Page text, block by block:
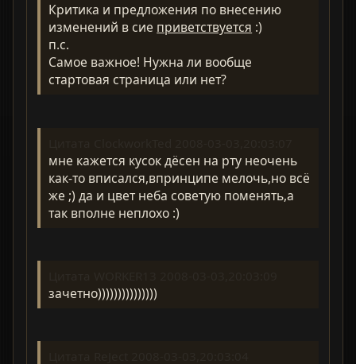
Критика и предложения по внесению
изменений в сие приветствуется :)
п.с.
Самое важное! Нужна ли вообще
стартовая страница или нет?
мне кажется кусок дёсен на рту неочень
как-то вписался,впринципе мелочь,но всё
же ;) да и цвет неба советую поменять,а
так вполне неплохо :)
зачетно)))))))))))))))